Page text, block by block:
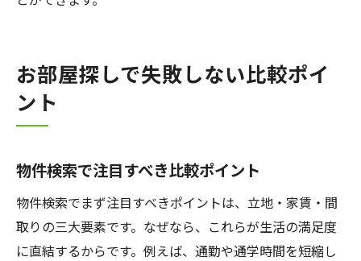
お部屋探しで失敗しない比較ポイ
ント
物件検索で注目すべき比較ポイント
物件検索でまず注目すべきポイントは、立地・家賃・間
取りの三大要素です。なぜなら、これらが生活の満足度
に直結するからです。例えば、通勤や通学時間を短縮し